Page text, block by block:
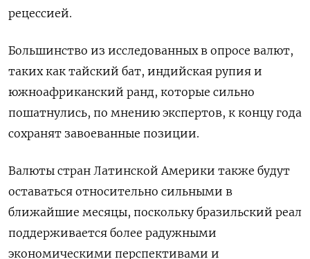
рецессией.
Большинство из исследованных в опросе валют,
таких как тайский бат, индийская рупия и
южноафриканский ранд, которые сильно
пошатнулись, по мнению экспертов, к концу года
сохранят завоеванные позиции.
Валюты стран Латинской Америки также будут
оставаться относительно сильными в
ближайшие месяцы, поскольку бразильский реал
поддерживается более радужными
экономическими перспективами и